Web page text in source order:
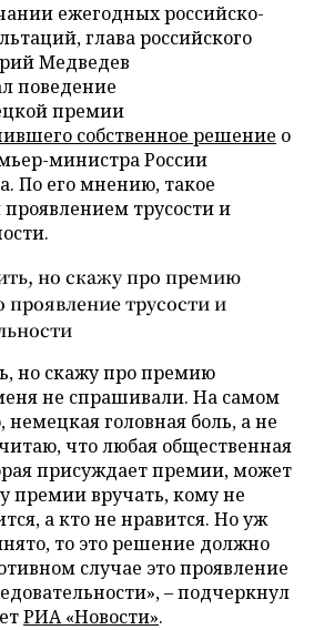
ежегодных российско-
глава российского
Медведев
поведение
премии
собственное решение о
министра России
По его мнению, такое
трусости и
но скажу про премию
проявление трусости и
но скажу про премию
не спрашивали. На самом
немецкая головная боль, а не
что любая общественная
присуждает премии, может
премии вручать, кому не
а кто не нравится. Но уж
то это решение должно
случае это проявление
– подчеркнул
РИА «Новости».